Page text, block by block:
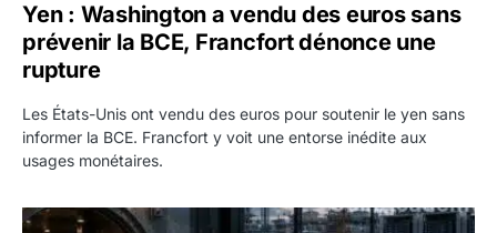
Yen : Washington a vendu des euros sans
prévenir la BCE, Francfort dénonce une
rupture
Les États-Unis ont vendu des euros pour soutenir le yen sans
informer la BCE. Francfort y voit une entorse inédite aux
usages monétaires.
Jane Street négocie le transfert de 11 milliards de